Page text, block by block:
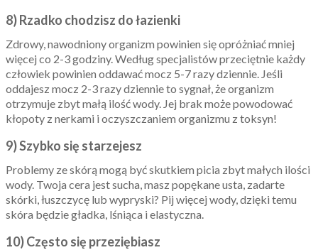
8) Rzadko chodzisz do łazienki
Zdrowy, nawodniony organizm powinien się opróżniać mniej
więcej co 2-3 godziny. Według specjalistów przeciętnie każdy
człowiek powinien oddawać mocz 5-7 razy dziennie. Jeśli
oddajesz mocz 2-3 razy dziennie to sygnał, że organizm
otrzymuje zbyt małą ilość wody. Jej brak może powodować
kłopoty z nerkami i oczyszczaniem organizmu z toksyn!
9) Szybko się starzejesz
Problemy ze skórą mogą być skutkiem picia zbyt małych ilości
wody. Twoja cera jest sucha, masz popękane usta, zadarte
skórki, łuszczycę lub wypryski? Pij więcej wody, dzięki temu
skóra będzie gładka, lśniąca i elastyczna.
10) Często się przeziębiasz